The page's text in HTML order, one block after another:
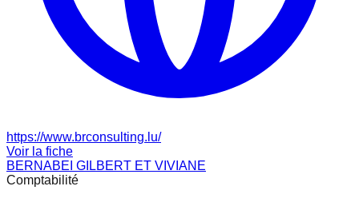
https://www.brconsulting.lu/
Voir la fiche
BERNABEI GILBERT ET VIVIANE
Comptabilité